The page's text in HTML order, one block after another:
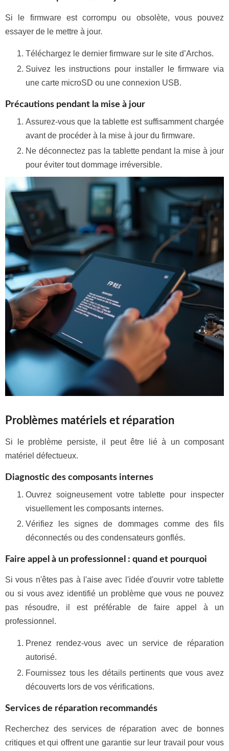
Si le firmware est corrompu ou obsolète, vous pouvez
essayer de le mettre à jour.
Téléchargez le dernier firmware sur le site d’Archos.
Suivez les instructions pour installer le firmware via
une carte microSD ou une connexion USB.
Précautions pendant la mise à jour
Assurez-vous que la tablette est suffisamment chargée
avant de procéder à la mise à jour du firmware.
Ne déconnectez pas la tablette pendant la mise à jour
pour éviter tout dommage irréversible.
Problèmes matériels et réparation
Si le problème persiste, il peut être lié à un composant
matériel défectueux.
Diagnostic des composants internes
Ouvrez soigneusement votre tablette pour inspecter
visuellement les composants internes.
Vérifiez les signes de dommages comme des fils
déconnectés ou des condensateurs gonflés.
Faire appel à un professionnel : quand et pourquoi
Si vous n'êtes pas à l'aise avec l'idée d'ouvrir votre tablette
ou si vous avez identifié un problème que vous ne pouvez
pas résoudre, il est préférable de faire appel à un
professionnel.
Prenez rendez-vous avec un service de réparation
autorisé.
Fournissez tous les détails pertinents que vous avez
découverts lors de vos vérifications.
Services de réparation recommandés
Recherchez des services de réparation avec de bonnes
critiques et qui offrent une garantie sur leur travail pour vous